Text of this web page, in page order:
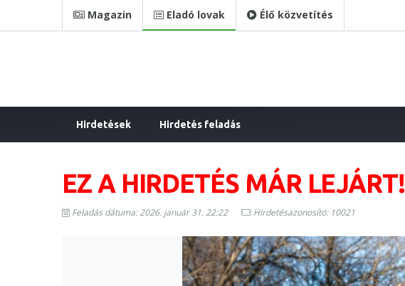
Magazin Eladó lovak Élő közvetítés
Hirdetések Hirdetés feladás
EZ A HIRDETÉS MÁR LEJÁRT!
Feladás dátuma: 2026. január 31. 22:22 Hirdetésazonosító: 10021